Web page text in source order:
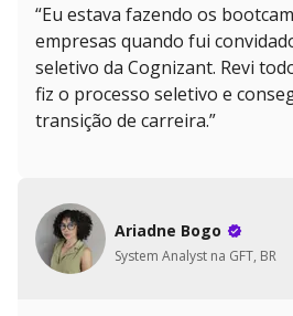
“Eu estava fazendo os
empresas quando fui
seletivo da Cognizant. Revi
fiz o processo seletivo e
transição de carreira.”
Ariadne Bogo
System Analyst na GFT, BR